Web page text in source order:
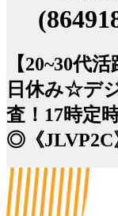
【20~30代
日休み☆デ
査！17時定
◎《JLVP2C